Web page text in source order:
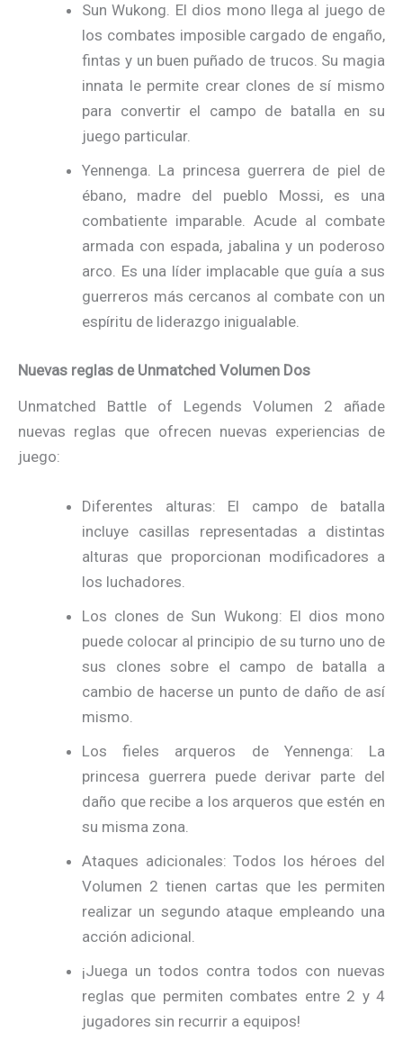
Sun Wukong. El dios mono llega al juego de
los combates imposible cargado de engaño,
fintas y un buen puñado de trucos. Su magia
innata le permite crear clones de sí mismo
para convertir el campo de batalla en su
juego particular.
Yennenga. La princesa guerrera de piel de
ébano, madre del pueblo Mossi, es una
combatiente imparable. Acude al combate
armada con espada, jabalina y un poderoso
arco. Es una líder implacable que guía a sus
guerreros más cercanos al combate con un
espíritu de liderazgo inigualable.
Nuevas reglas de Unmatched Volumen Dos
Unmatched Battle of Legends Volumen 2 añade
nuevas reglas que ofrecen nuevas experiencias de
juego:
Diferentes alturas: El campo de batalla
incluye casillas representadas a distintas
alturas que proporcionan modificadores a
los luchadores.
Los clones de Sun Wukong: El dios mono
puede colocar al principio de su turno uno de
sus clones sobre el campo de batalla a
cambio de hacerse un punto de daño de así
mismo.
Los fieles arqueros de Yennenga: La
princesa guerrera puede derivar parte del
daño que recibe a los arqueros que estén en
su misma zona.
Ataques adicionales: Todos los héroes del
Volumen 2 tienen cartas que les permiten
realizar un segundo ataque empleando una
acción adicional.
¡Juega un todos contra todos con nuevas
reglas que permiten combates entre 2 y 4
jugadores sin recurrir a equipos!